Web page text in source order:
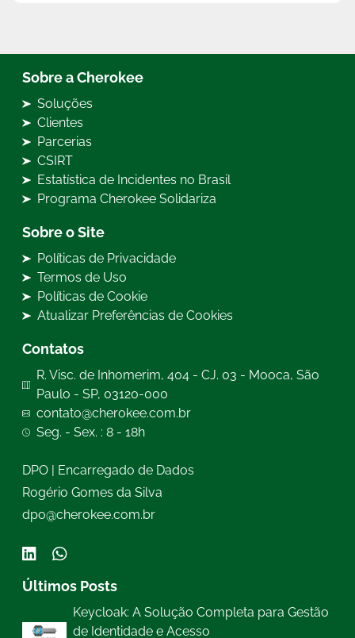
Sobre a Cherokee
Soluções
Clientes
Parcerias
CSIRT
Estatística de Incidentes no Brasil
Programa Cherokee Solidariza
Sobre o Site
Políticas de Privacidade
Termos de Uso
Políticas de Cookie
Atualizar Preferências de Cookies
Contatos
R. Visc. de Inhomerim, 404 - CJ. 03 - Mooca, São
Paulo - SP, 03120-000
contato@cherokee.com.br
Seg. - Sex. : 8 - 18h
DPO | Encarregado de Dados
Rogério Gomes da Silva
dpo@cherokee.com.br
Últimos Posts
Keycloak: A Solução Completa para Gestão
de Identidade e Acesso